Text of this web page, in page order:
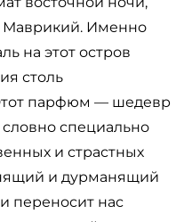
Маврикий. Именно
на этот остров
столь
парфюм — шедевр
словно специально
и страстных
и дурманящий
переносит нас